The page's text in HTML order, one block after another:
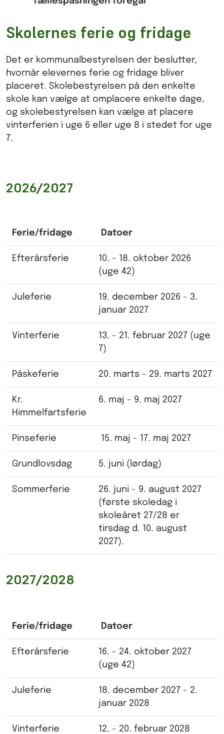
Skolernes ferie og fridage
Det er kommunalbestyrelsen der beslutter,
hvornår elevernes ferie og fridage bliver
placeret. Skolebestyrelsen på den enkelte
skole kan vælge at omplacere enkelte dage,
og skolebestyrelsen kan vælge at placere
vinterferien i uge 6 eller uge 8 i stedet for uge
7.
2026/2027
Ferie/fridage Datoer
Efterårsferie
10. - 18. oktober 2026
(uge 42)
Juleferie
19. december 2026 - 3.
januar 2027
Vinterferie
13. - 21. februar 2027 (uge
7)
Påskeferie 20. marts - 29. marts 2027
Kr.
Himmelfartsferie
6. maj - 9. maj 2027
Pinseferie 15. maj - 17. maj 2027
Grundlovsdag 5. juni (lørdag)
Sommerferie
26. juni - 9. august 2027
(første skoledag i
skoleåret 27/28 er
tirsdag d. 10. august
2027).
2027/2028
Ferie/fridage Datoer
Efterårsferie
16. - 24. oktober 2027
(uge 42)
Juleferie
18. december 2027 - 2.
januar 2028
Vinterferie
12. - 20. februar 2028